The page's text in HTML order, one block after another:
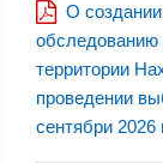
О создании
обследованию
территории
проведении
сентябри 2026